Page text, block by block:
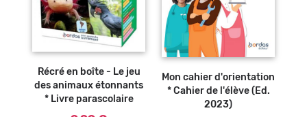
Ajouter au
Récré en boîte - Le jeu
des animaux étonnants
* Livre parascolaire
Ajouter au
Mon cahier d'orientation
* Cahier de l'élève (Ed.
2023)